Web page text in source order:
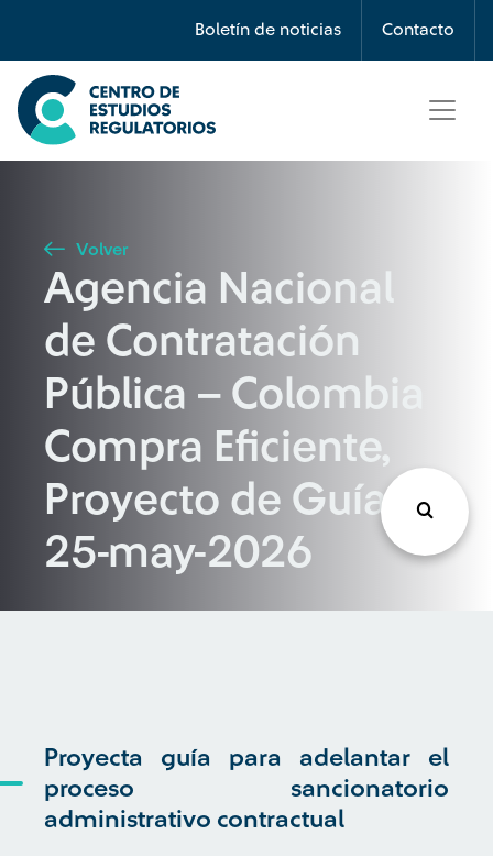
Boletín de noticias Contacto
Búsqueda
Seleccione país
Buscar
Volver
Agencia Nacional
de Contratación
Pública – Colombia
Compra Eficiente,
Proyecto de Guía,
25-may-2026
Proyecta guía para adelantar el
proceso sancionatorio
administrativo contractual